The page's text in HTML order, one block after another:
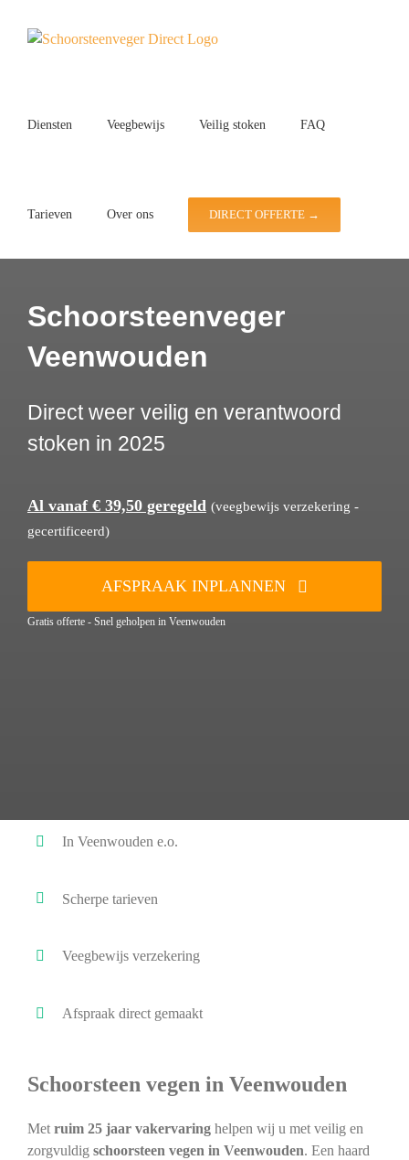
Diensten Veegbewijs Veilig stoken FAQ
Tarieven Over ons DIRECT OFFERTE →
Schoorsteenveger
Veenwouden
Direct weer veilig en verantwoord
stoken in 2025
Al vanaf € 39,50 geregeld (veegbewijs verzekering -
gecertificeerd)
AFSPRAAK INPLANNEN
Gratis offerte - Snel geholpen in Veenwouden
In Veenwouden e.o.
Scherpe tarieven
Veegbewijs verzekering
Afspraak direct gemaakt
Schoorsteen vegen in Veenwouden
Metruim 25 jaar vakervaringhelpen wij u met veilig en
zorgvuldig schoorsteen vegen in Veenwouden. Een haard